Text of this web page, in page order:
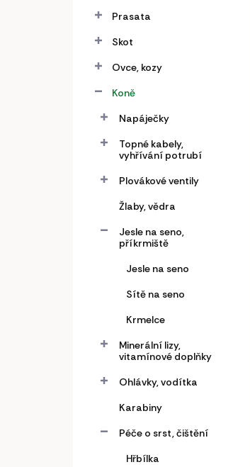
Prasata
Skot
Ovce, kozy
Koně
Napáječky
Topné kabely,
vyhřívání potrubí
Plovákové ventily
Žlaby, vědra
Jesle na seno,
příkrmiště
Jesle na seno
Sítě na seno
Krmelce
Minerální lizy,
vitamínové doplňky
Ohlávky, vodítka
Karabiny
Péče o srst, čištění
Hřbílka